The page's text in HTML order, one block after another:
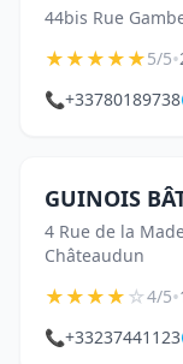
44bis Rue
★★★★★5/5•
📞+33780189738
GUINOIS
4 Rue de la
Châteaudun
★★★★☆4/5•
📞+33237441123